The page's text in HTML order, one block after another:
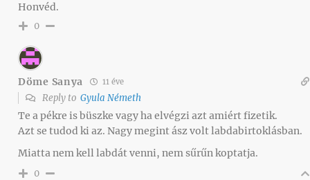
Honvéd.
0
Döme Sanya 11 éve
Reply to Gyula Németh
Te a pékre is büszke vagy ha elvégzi azt amiért fizetik.
Azt se tudod ki az. Nagy megint ász volt labdabirtoklásban.
Miatta nem kell labdát venni, nem sűrűn koptatja.
0